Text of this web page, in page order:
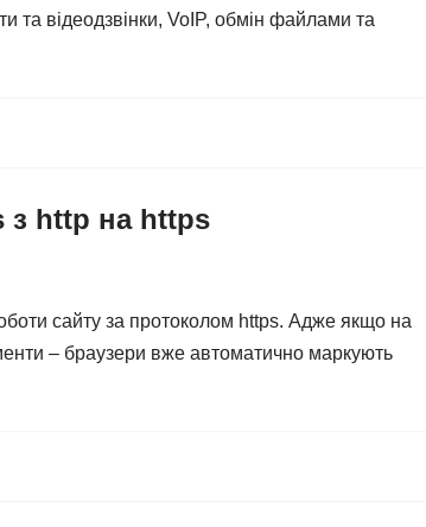
та відеодзвінки, VoIP, обмін файлами та
з http на https
сайту за протоколом https. Адже якщо на
– браузери вже автоматично маркують